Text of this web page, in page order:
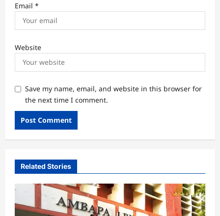
Email *
Website
Save my name, email, and website in this browser for
the next time I comment.
Related Stories